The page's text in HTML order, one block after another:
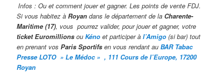
Infos : Ou et comment jouer et gagner. Les points de vente FDJ.
Si vous habitez àRoyan dans le département de la Charente-
Maritime (17), vous pourrez valider,pour jouer et gagner, votre
ticket Euromillions ouKéno et participer àl’Amigo (si bar) tout
en prenant vosParis Sportifs en vous rendant auBAR Tabac
Presse LOTO » Le Médoc » , 111 Cours de l’Europe, 17200
Royan